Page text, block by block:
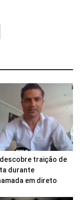
traição de
durante
em direto